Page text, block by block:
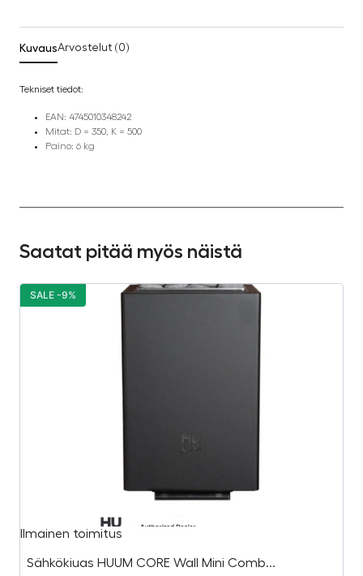
KuvausArvostelut (0)
Tekniset tiedot:
EAN: 4745010348242
Mitat: D = 350, K = 500
Paino: 6 kg
Saatat pitää myös näistä
Ilmainen toimitus
Sähkökiuas HUUM CORE Wall Mini Comb...
SALE -9%